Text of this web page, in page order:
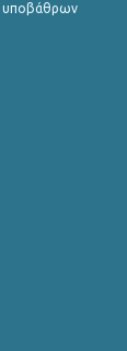
υποβάθρων